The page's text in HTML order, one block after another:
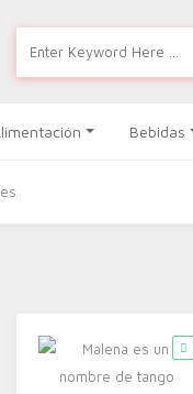
Bebidas